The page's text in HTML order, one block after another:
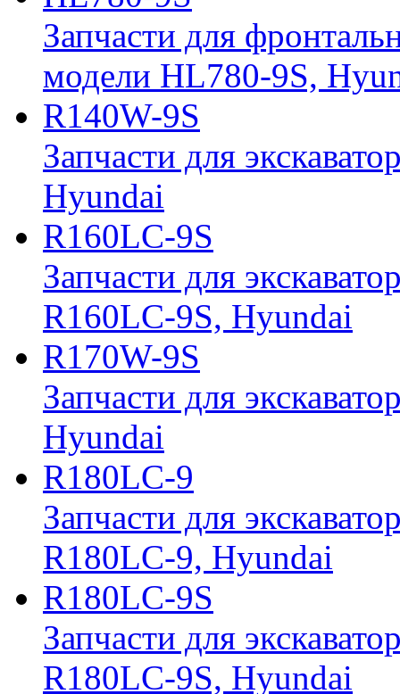
Запчасти для
модели HL780-9S,
R140W-9S
Запчасти для
Hyundai
R160LC-9S
Запчасти для
R160LC-9S, Hyundai
R170W-9S
Запчасти для
Hyundai
R180LC-9
Запчасти для
R180LC-9, Hyundai
R180LC-9S
Запчасти для
R180LC-9S, Hyundai